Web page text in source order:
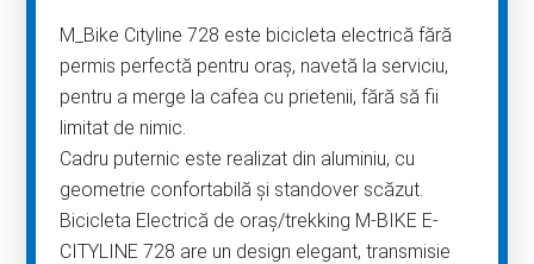
M_Bike Cityline 728 este bicicleta electrică fără
permis perfectă pentru oraș, navetă la serviciu,
pentru a merge la cafea cu prietenii, fără să fii
limitat de nimic.
Cadru puternic este realizat din aluminiu, cu
geometrie confortabilă și standover scăzut.
Bicicleta Electrică de oraș/trekking M-BIKE E-
CITYLINE 728 are un design elegant, transmisie